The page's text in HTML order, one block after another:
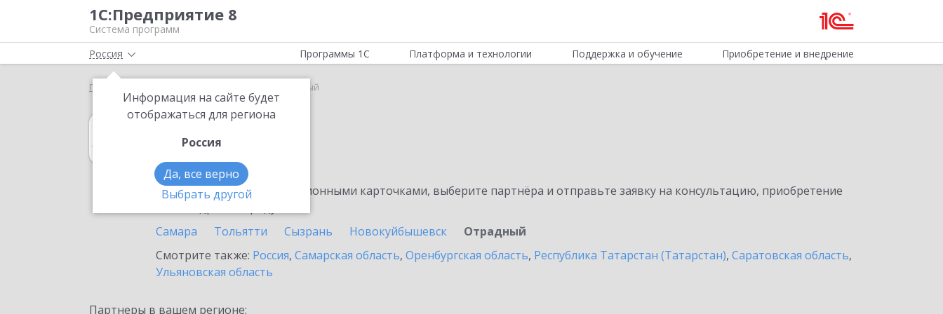
1С:Предприятие 8
Система программ
Россия
Информация на сайте будет
отображаться для региона
Россия
Да, все верно
Выбрать другой
Программы 1С Платформа и технологии Поддержка и обучение Приобретение и внедрение
Главная Отрадный
1С:Архив
в Отрадном
Ознакомьтесь с информационными карточками, выберите партнёра и отправьте заявку на консультацию, приобретение
Самара
Тольятти Сызрань Новокуйбышевск
Отрадный
Смотрите также: Россия, Самарская область, Оренбургская область, Республика Татарстан (Татарстан), Саратовская область,
Ульяновская область
Партнеры в вашем регионе: